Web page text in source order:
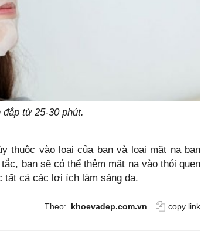
từ 25-30 phút.
thuộc vào loại của bạn và loại mặt nạ bạn
bạn sẽ có thể thêm mặt nạ vào thói quen
tất cả các lợi ích làm sáng da.
Theo: khoevadep.com.vn copy link